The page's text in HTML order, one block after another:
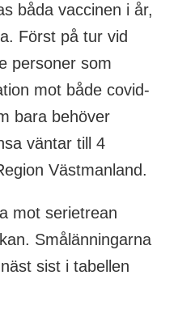
båda vaccinen i år,
Först på tur vid
personer som
mot både covid-
bara behöver
väntar till 4
Västmanland.
mot serietrean
Smålänningarna
sist i tabellen